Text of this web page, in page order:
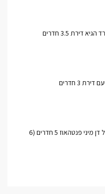
דירת 3.5 חדרים
3 חדרים
למכירה ברחוב נחל דן מיני פנטהאוז 5 חדרים (6